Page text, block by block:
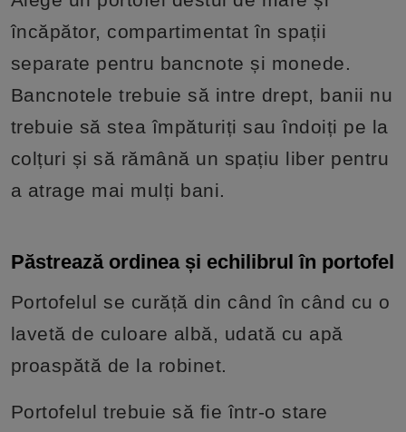
încăpător, compartimentat în spații
separate pentru bancnote și monede.
Bancnotele trebuie să intre drept, banii nu
trebuie să stea împăturiți sau îndoiți pe la
colțuri și să rămână un spațiu liber pentru
a atrage mai mulți bani.
Păstrează ordinea și echilibrul în portofel
Portofelul se curăță din când în când cu o
lavetă de culoare albă, udată cu apă
proaspătă de la robinet.
Portofelul trebuie să fie într-o stare